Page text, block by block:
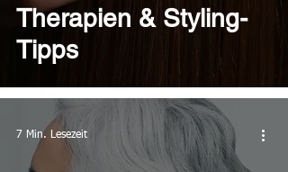
Therapien & Styling-
Tipps
7 Min. Lesezeit